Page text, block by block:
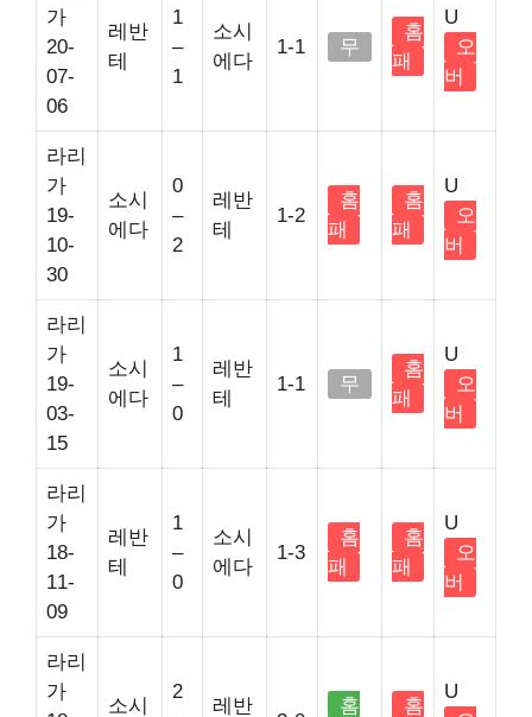
가
20-
07-
06
레반
테
1
–
1
소시
에다
1-1 무
홈
패
U
오
버
라리
가
19-
10-
30
소시
에다
0
–
2
레반
테
1-2
홈
패
홈
패
U
오
버
라리
가
19-
03-
15
소시
에다
1
–
0
레반
테
1-1 무
홈
패
U
오
버
라리
가
18-
11-
09
레반
테
1
–
0
소시
에다
1-3
홈
패
홈
패
U
오
버
라리
가
소시
2
레반
홈
홈
U